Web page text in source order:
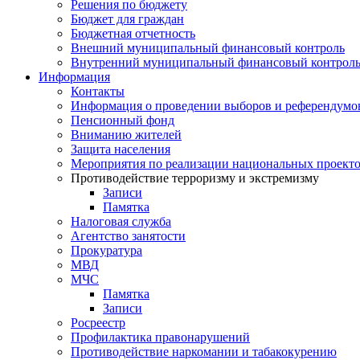
Решения по бюджету
Бюджет для граждан
Бюджетная отчетность
Внешний муниципальный финансовый контроль
Внутренний муниципальный финансовый контроль
Информация
Контакты
Информация о проведении выборов и
Пенсионный фонд
Вниманию жителей
Защита населения
Мероприятия по реализации национальных
Противодействие терроризму и экстремизму
Записи
Памятка
Налоговая служба
Агентство занятости
Прокуратура
МВД
МЧС
Памятка
Записи
Росреестр
Профилактика правонарушений
Противодействие наркомании и табакокурению